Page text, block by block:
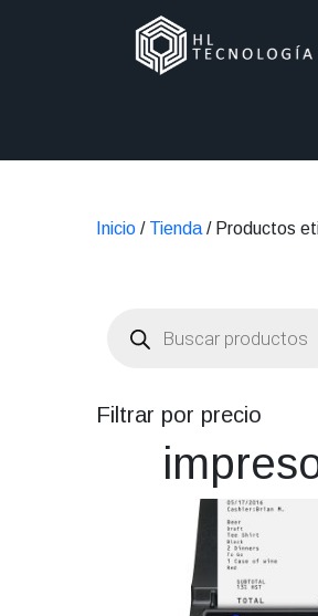
Inicio / Tienda / Productos
productos
Filtrar por precio